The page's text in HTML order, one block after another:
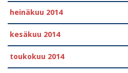
heinäkuu 2014
kesäkuu 2014
toukokuu 2014